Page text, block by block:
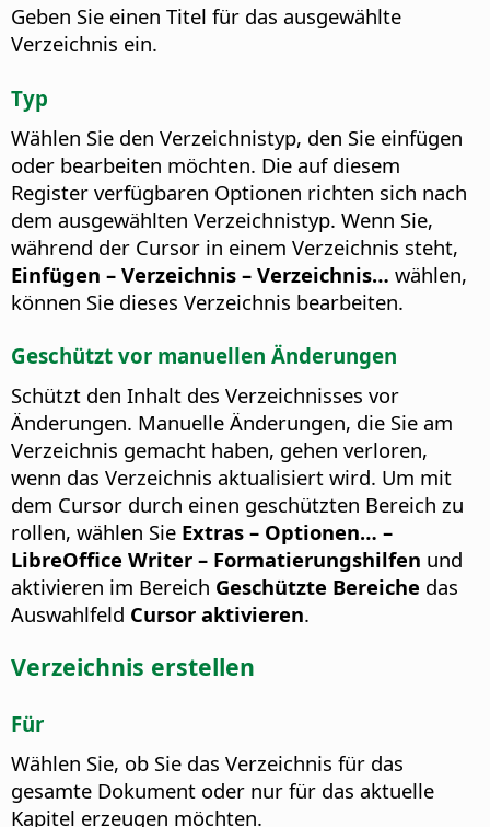
Geben Sie einen Titel für das ausgewählte
Verzeichnis ein.
Typ
Wählen Sie den Verzeichnistyp, den Sie einfügen
oder bearbeiten möchten. Die auf diesem
Register verfügbaren Optionen richten sich nach
dem ausgewählten Verzeichnistyp. Wenn Sie,
während der Cursor in einem Verzeichnis steht,
Einfügen – Verzeichnis – Verzeichnis… wählen,
können Sie dieses Verzeichnis bearbeiten.
Geschützt vor manuellen Änderungen
Schützt den Inhalt des Verzeichnisses vor
Änderungen. Manuelle Änderungen, die Sie am
Verzeichnis gemacht haben, gehen verloren,
wenn das Verzeichnis aktualisiert wird. Um mit
dem Cursor durch einen geschützten Bereich zu
rollen, wählen Sie Extras – Optionen… –
LibreOffice Writer – Formatierungshilfen und
aktivieren im Bereich Geschützte Bereiche das
Auswahlfeld Cursor aktivieren.
Verzeichnis erstellen
Für
Wählen Sie, ob Sie das Verzeichnis für das
gesamte Dokument oder nur für das aktuelle
Kapitel erzeugen möchten.